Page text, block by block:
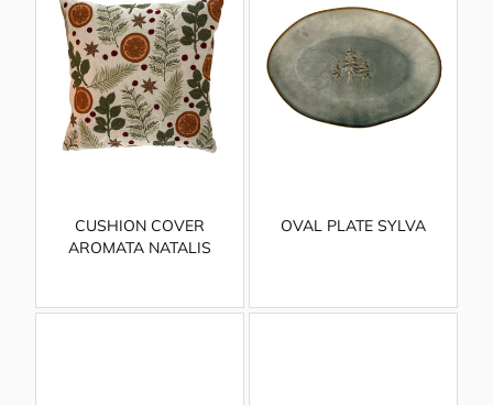
CUSHION COVER
AROMATA NATALIS
OVAL PLATE SYLVA